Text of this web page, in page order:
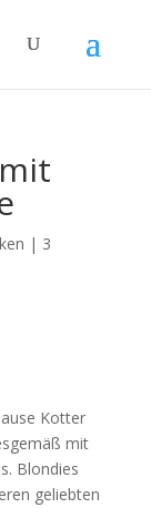
| 3
Kotter
mit
Blondies
geliebten